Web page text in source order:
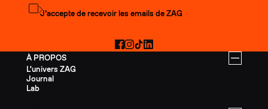
À PROPOS
L'univers ZAG
Journal
Lab
S'abonner à la newsletter
J’accepte de recevoir les emails de ZAG
Facebook
Instagram
TikTokLinkedIn